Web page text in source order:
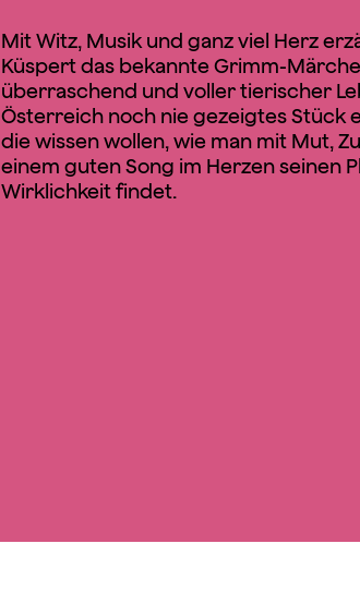
Mit Witz, Musik und ganz viel Herz
Küspert das bekannte Grimm-
überraschend und voller tierischer
Österreich noch nie gezeigtes Stück
die wissen wollen, wie man mit Mut,
einem guten Song im Herzen seinen
Wirklichkeit findet.